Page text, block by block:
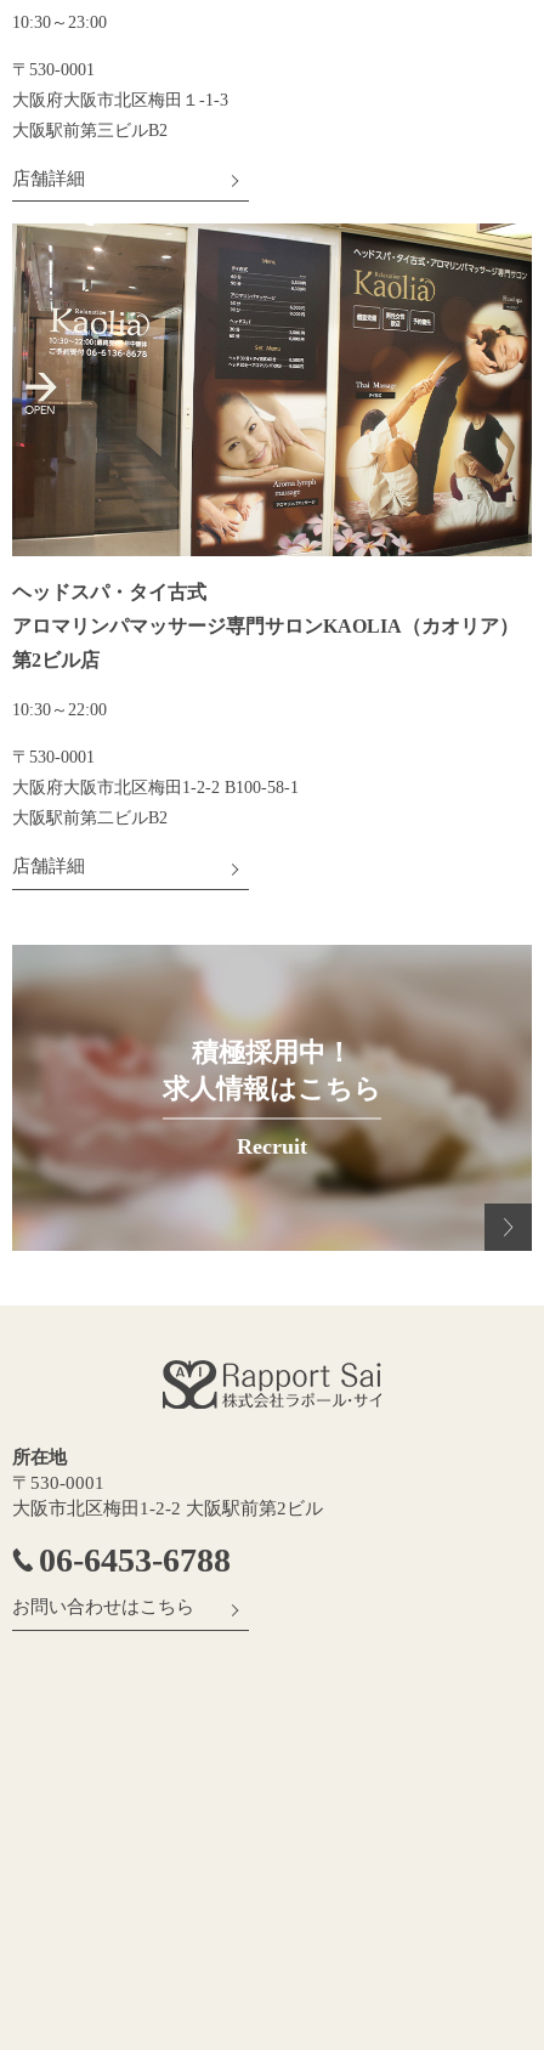
10:30～23:00
〒530-0001
大阪府大阪市北区梅田１-1-3
大阪駅前第三ビルB2
店舗詳細
ヘッドスパ・タイ古式
アロマリンパマッサージ専門サロンKAOLIA（カオリア）
第2ビル店
10:30～22:00
〒530-0001
大阪府大阪市北区梅田1-2-2 B100-58-1
大阪駅前第二ビルB2
店舗詳細
積極採用中！
求人情報はこちら
Recruit
所在地
〒530-0001
大阪市北区梅田1-2-2 大阪駅前第2ビル
06-6453-6788
お問い合わせはこちら